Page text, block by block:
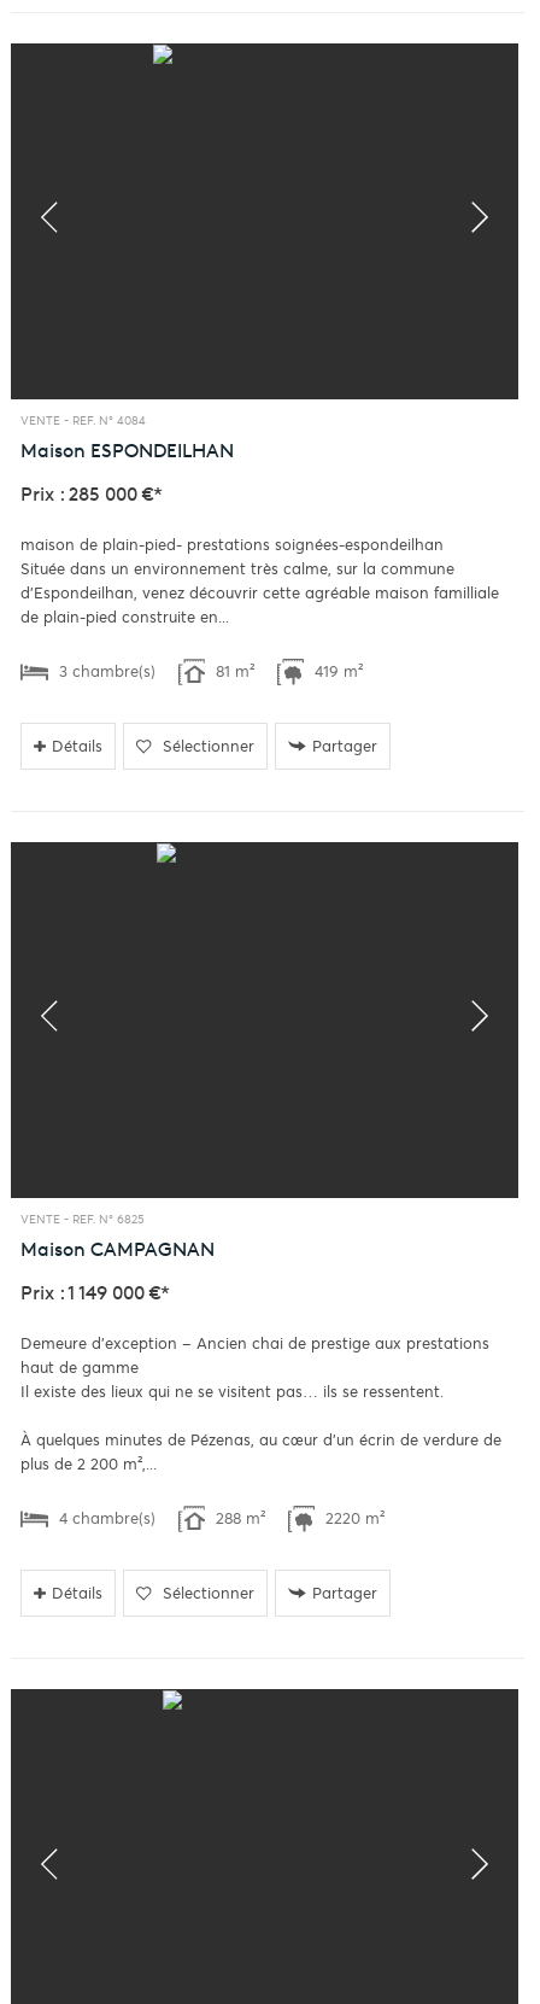
VENTE - REF. N° 4084
Maison ESPONDEILHAN
Prix : 285 000 €*
maison de plain-pied- prestations soignées-espondeilhan
Située dans un environnement très calme, sur la commune
d'Espondeilhan, venez découvrir cette agréable maison familliale
de plain-pied construite en...
3 chambre(s) 81 m² 419 m²
Détails Sélectionner Partager
VENTE - REF. N° 6825
Maison CAMPAGNAN
Prix : 1 149 000 €*
Demeure d'exception – Ancien chai de prestige aux prestations
haut de gamme
Il existe des lieux qui ne se visitent pas… ils se ressentent.
À quelques minutes de Pézenas, au cœur d'un écrin de verdure de
plus de 2 200 m²,...
4 chambre(s) 288 m² 2220 m²
Détails Sélectionner Partager